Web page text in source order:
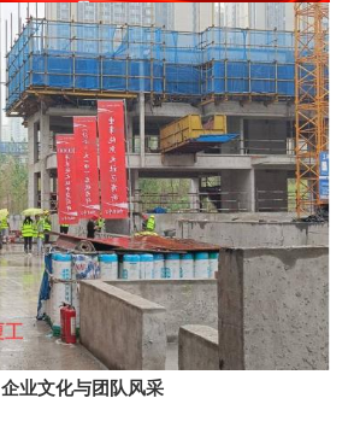
企业文化与团队风采